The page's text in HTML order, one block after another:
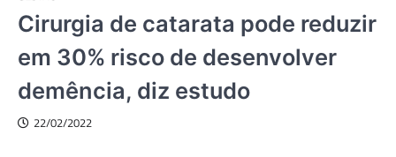
Cirurgia de catarata pode reduzir
em 30% risco de desenvolver
demência, diz estudo
22/02/2022